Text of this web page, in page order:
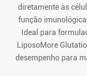
diretamente às
função
Ideal para
LiposoMore
desempenho para